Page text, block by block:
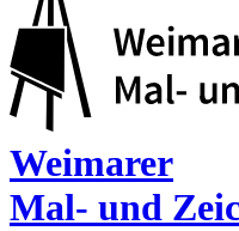
Weimarer
Mal- und